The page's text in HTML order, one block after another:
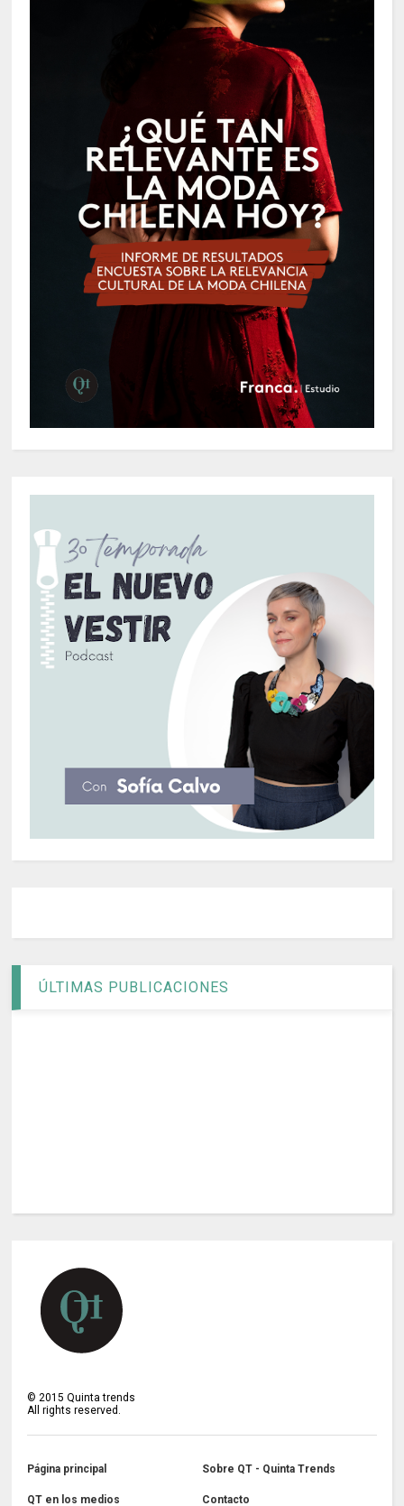
ÚLTIMAS PUBLICACIONES
©2015 Quinta trends
All rights reserved.
Página principal Sobre QT - Quinta Trends
QT en los medios Contacto